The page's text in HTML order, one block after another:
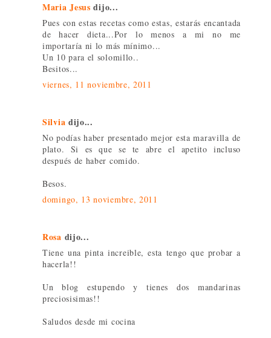
Maria Jesus dijo...
Pues con estas recetas como estas, estarás encantada
de hacer dieta...Por lo menos a mi no me
importaría ni lo más mínimo...
Un 10 para el solomillo..
Besitos...
viernes, 11 noviembre, 2011
Silvia dijo...
No podías haber presentado mejor esta maravilla de
plato. Si es que se te abre el apetito incluso
después de haber comido.
Besos.
domingo, 13 noviembre, 2011
Rosa dijo...
Tiene una pinta increible, esta tengo que probar a
hacerla!!
Un blog estupendo y tienes dos mandarinas
preciosisimas!!
Saludos desde mi cocina